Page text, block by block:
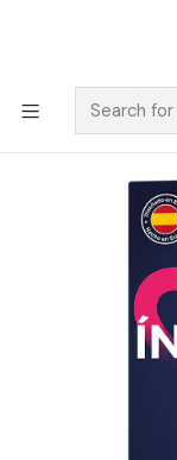
🚀 ¡Despachamos a
$100.000 y a RM
Juegos de